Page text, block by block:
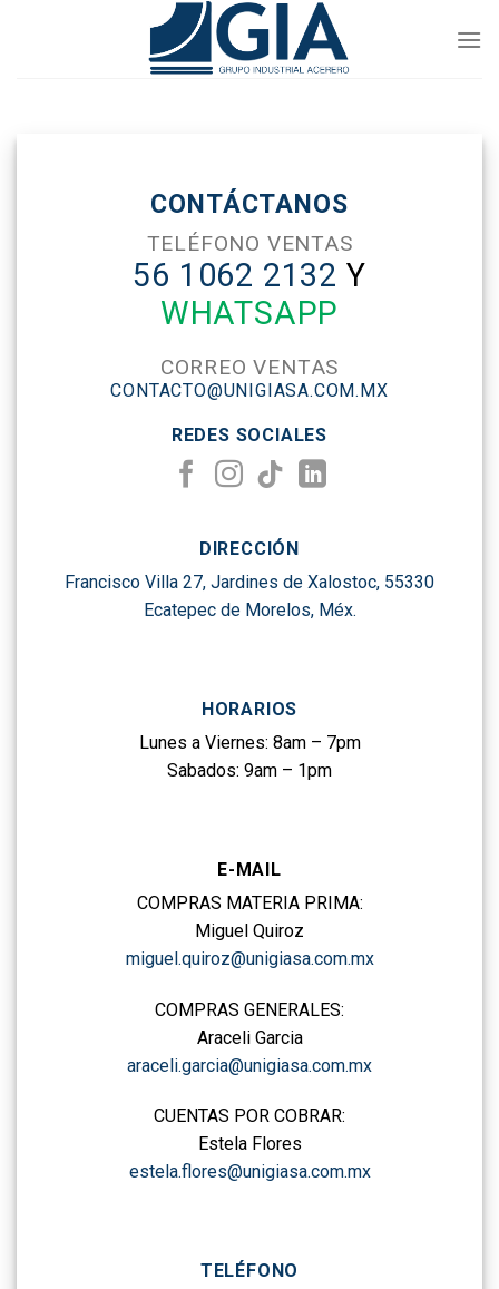
CONTÁCTANOS
TELÉFONO VENTAS
56 1062 2132 Y
WHATSAPP
CORREO VENTAS
CONTACTO@UNIGIASA.COM.MX
REDES SOCIALES
DIRECCIÓN
Francisco Villa 27, Jardines de Xalostoc, 55330
Ecatepec de Morelos, Méx.
HORARIOS
Lunes a Viernes: 8am – 7pm
Sabados: 9am – 1pm
E-MAIL
COMPRAS MATERIA PRIMA:
Miguel Quiroz
miguel.quiroz@unigiasa.com.mx
COMPRAS GENERALES:
Araceli Garcia
araceli.garcia@unigiasa.com.mx
CUENTAS POR COBRAR:
Estela Flores
estela.flores@unigiasa.com.mx
TELÉFONO